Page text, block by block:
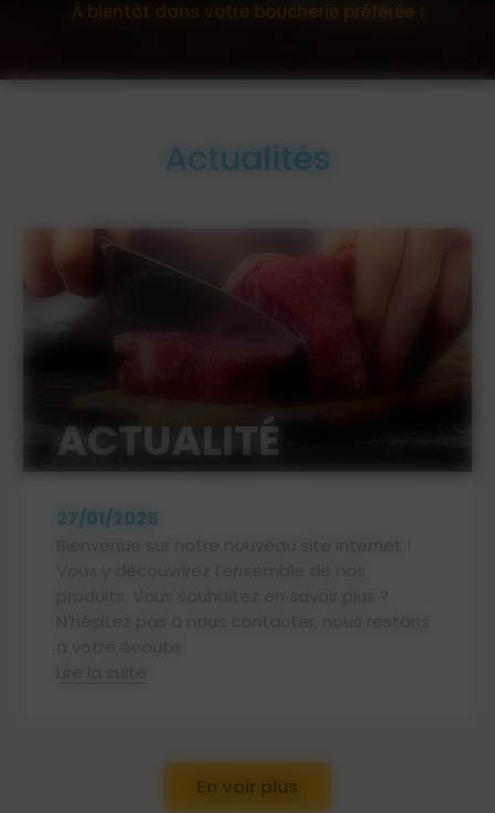
À bientôt dans votre boucherie préférée !
Actualités
ACTUALITÉ
27/01/2025
En voir plus